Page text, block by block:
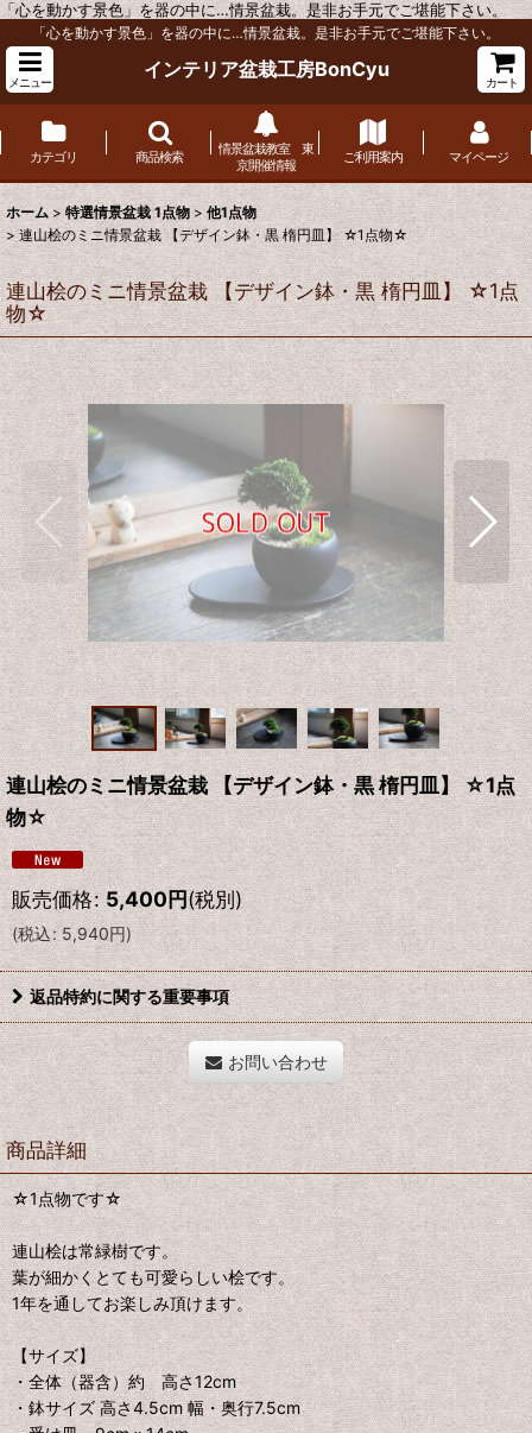
「心を動かす景色」を器の中に…情景盆栽。是非お手元でご堪能下さい。
「心を動かす景色」を器の中に…情景盆栽。是非お手元でご堪能下さい。
メニュー
インテリア盆栽工房BonCyu
カート
カテゴリ 商品検索
情景盆栽教室 東
京開催情報
ご利用案内 マイページ
ホーム > 特選情景盆栽 1点物 > 他1点物
> 連山桧のミニ情景盆栽 【デザイン鉢・黒 楕円皿】 ☆1点物☆
連山桧のミニ情景盆栽 【デザイン鉢・黒 楕円皿】 ☆1点
物☆
連山桧のミニ情景盆栽 【デザイン鉢・黒 楕円皿】 ☆1点
物☆
販売価格: 5,400円(税別)
(税込: 5,940円)
返品特約に関する重要事項
お問い合わせ
商品詳細
☆1点物です☆
連山桧は常緑樹です。
葉が細かくとても可愛らしい桧です。
1年を通してお楽しみ頂けます。
【サイズ】
・全体（器含）約 高さ12cm
・鉢サイズ 高さ4.5cm 幅・奥行7.5cm